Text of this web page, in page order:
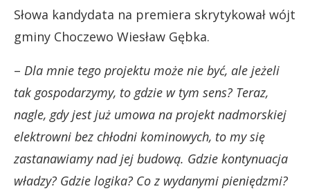
Słowa kandydata na premiera skrytykował wójt
gminy Choczewo Wiesław Gębka.
– Dla mnie tego projektu może nie być, ale jeżeli
tak gospodarzymy, to gdzie w tym sens? Teraz,
nagle, gdy jest już umowa na projekt nadmorskiej
elektrowni bez chłodni kominowych, to my się
zastanawiamy nad jej budową. Gdzie kontynuacja
władzy? Gdzie logika? Co z wydanymi pieniędzmi?